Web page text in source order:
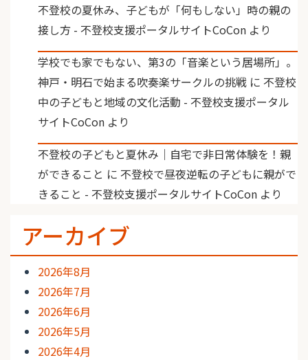
不登校の夏休み、子どもが「何もしない」時の親の
接し方 - 不登校支援ポータルサイトCoCon より
学校でも家でもない、第3の「音楽という居場所」。
神戸・明石で始まる吹奏楽サークルの挑戦 に 不登校
中の子どもと地域の文化活動 - 不登校支援ポータル
サイトCoCon より
不登校の子どもと夏休み｜自宅で非日常体験を！親
ができること に 不登校で昼夜逆転の子どもに親がで
きること - 不登校支援ポータルサイトCoCon より
アーカイブ
2026年8月
2026年7月
2026年6月
2026年5月
2026年4月